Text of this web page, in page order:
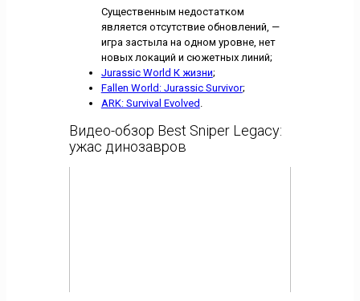
Существенным недостатком
является отсутствие обновлений, —
игра застыла на одном уровне, нет
новых локаций и сюжетных линий;
Jurassic World К жизни;
Fallen World: Jurassic Survivor;
ARK: Survival Evolved .
Видео-обзор Best Sniper Legacy:
ужас динозавров